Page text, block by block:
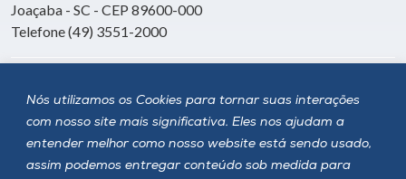
Nós utilizamos os Cookies para tornar suas interações
com nosso site mais significativa. Eles nos ajudam a
entender melhor como nosso website está sendo usado,
assim podemos entregar conteúdo sob medida para
Joaçaba - SC - CEP 89600-000
Telefone (49) 3551-2000
Siga a Unoesc